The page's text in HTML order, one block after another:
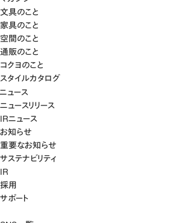
文具のこと
家具のこと
空間のこと
通販のこと
コクヨのこと
スタイルカタログ
ニュース
ニュースリリース
IRニュース
お知らせ
重要なお知らせ
サステナビリティ
IR
採用
サポート